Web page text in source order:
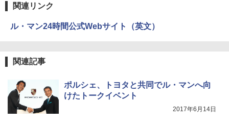
関連リンク
ル・マン24時間公式Webサイト（英文）
関連記事
ポルシェ、トヨタと共同でル・マンへ向
けたトークイベント
2017年6月14日